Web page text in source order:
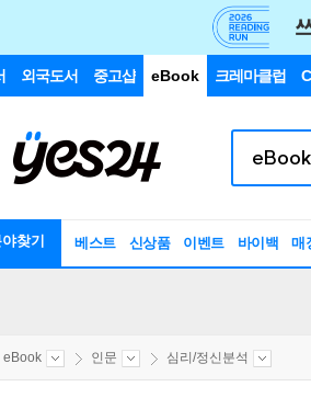
외국도서 중고샵 eBook 크레마클럽
찾기 베스트 신상품 이벤트 바이백 매
eBook 인문 심리/정신분석